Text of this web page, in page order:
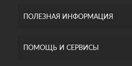
ПОЛЕЗНАЯ ИНФОРМАЦИЯ
ПОМОЩЬ И СЕРВИСЫ